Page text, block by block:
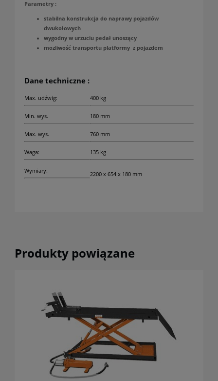
Parametry :
stabilna konstrukcja do naprawy pojazdów
dwukołowych
wygodny w urzuciu pedał unoszący
mozliwość transportu platformy z pojazdem
Dane techniczne :
Max. udźwig: 400 kg
Min. wys. 180 mm
Max. wys. 760 mm
Waga: 135 kg
Wymiary: 2200 x 654 x 180 mm
Produkty powiązane